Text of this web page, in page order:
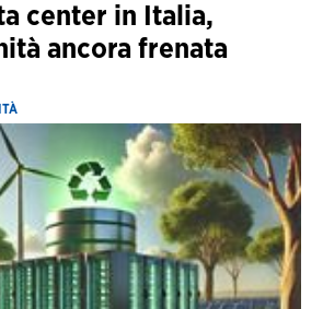
center in Italia,
ancora frenata